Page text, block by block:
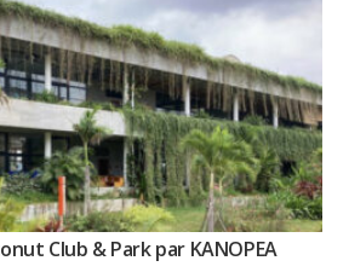
Club & Park par KANOPEA